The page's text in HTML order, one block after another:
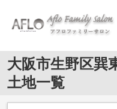
大阪市生野区巽
土地一覧